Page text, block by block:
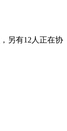
，另有12人正在协